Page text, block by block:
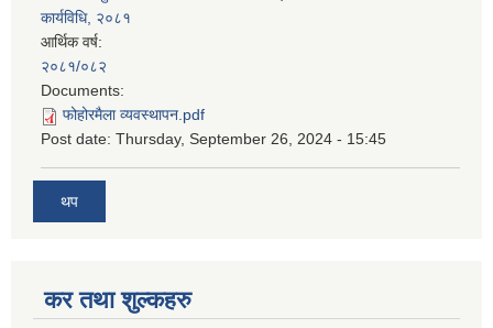
कार्यविधि, २०८१
आर्थिक वर्ष:
२०८१/०८२
Documents:
फोहोरमैला व्यवस्थापन.pdf
Post date: Thursday, September 26, 2024 - 15:45
थप
कर तथा शुल्कहरु